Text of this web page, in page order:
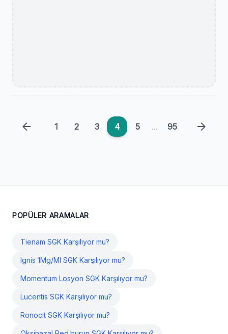
arrow_back 1 2 3 4 5 ... 95 arrow_forward
POPÜLER ARAMALAR
Tienam SGK Karşılıyor mu?
Ignis 1Mg/Ml SGK Karşılıyor mu?
Momentum Losyon SGK Karşılıyor mu?
Lucentis SGK Karşılıyor mu?
Ronocit SGK Karşılıyor mu?